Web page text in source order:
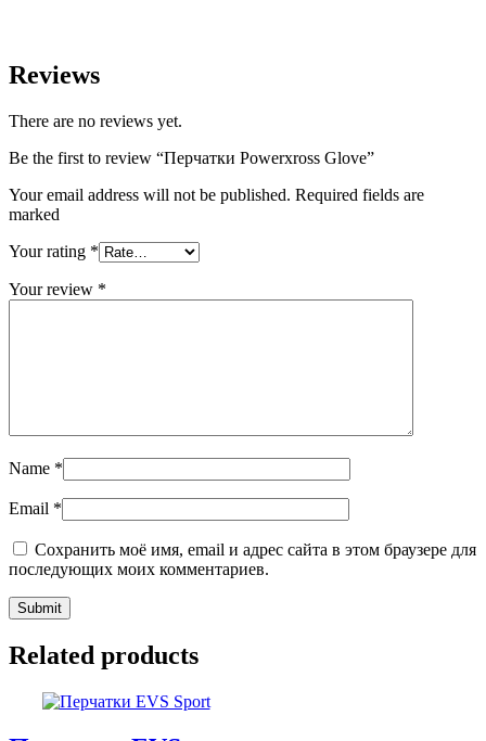
Reviews
There are no reviews yet.
Be the first to review “Перчатки Powerxross Glove”
Your email address will not be published. Required fields are
marked
Your rating *
Your review *
Name *
Email *
Сохранить моё имя, email и адрес сайта в этом браузере для
последующих моих комментариев.
Related products